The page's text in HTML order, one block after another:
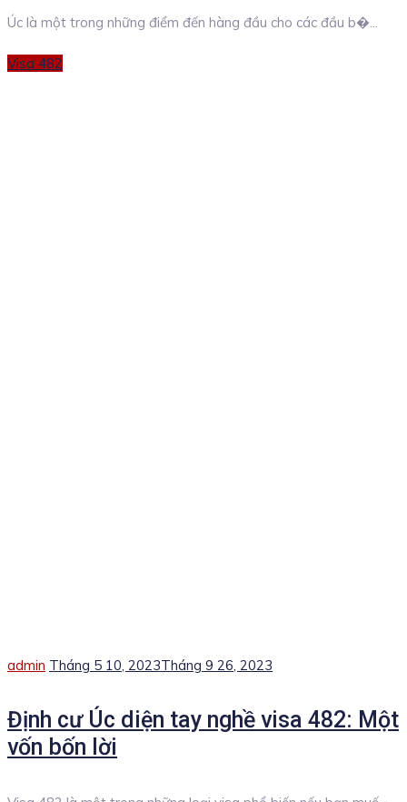
Úc là một trong những điểm đến hàng đầu cho các đầu b�...
Categories
Visa 482
Author
admin Posted
Tháng 5 10, 2023Tháng 9 26, 2023
Định cư Úc diện tay nghề visa 482: Một
vốn bốn lời